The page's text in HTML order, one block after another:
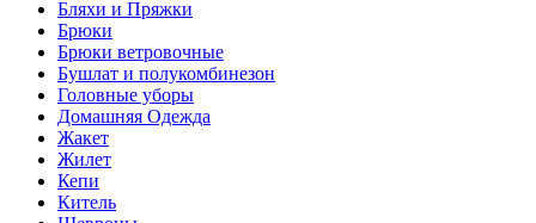
Бляхи и Пряжки
Брюки
Брюки ветровочные
Бушлат и полукомбинезон
Головные уборы
Домашняя Одежда
Жакет
Жилет
Кепи
Китель